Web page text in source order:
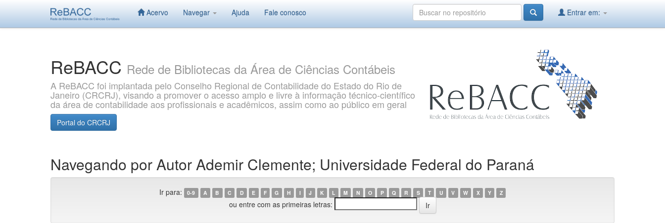
Acervo Navegar Ajuda Fale conosco Entrar em:
ReBACC Rede de Bibliotecas da Área de Ciências Contábeis
A ReBACC foi implantada pelo Conselho Regional de Contabilidade do Estado do Rio de
Janeiro (CRCRJ), visando a promover o acesso amplo e livre à informação técnico-científico
da área de contabilidade aos profissionais e acadêmicos, assim como ao público em geral
Portal do CRCRJ
Navegando por Autor Ademir Clemente; Universidade Federal do Paraná
Ir para: 0-9 A B C D E F G H I J K L M N O P Q R S T U V W X Y Z
ou entre com as primeiras letras: